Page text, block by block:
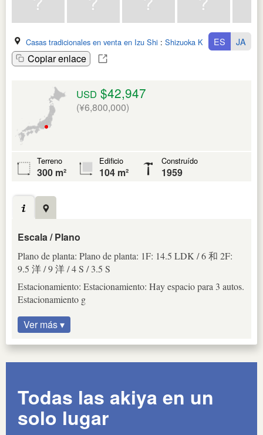
Casas tradicionales en venta en Izu Shi : Shizuoka Ken
Copiar enlace
ES JA
USD $42,947
(¥6,800,000)
Terreno
300 m²
Edificio
104 m²
Construído
1959
Escala / Plano
Plano de planta: Plano de planta: 1F: 14.5 LDK / 6 和 2F:
9.5 洋 / 9 洋 / 4 S / 3.5 S
Estacionamiento: Estacionamiento: Hay espacio para 3 autos.
Estacionamiento g
Ver más ▾
Todas las akiya en un
solo lugar